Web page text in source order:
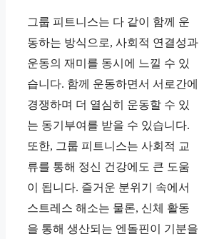
그룹 피트니스는 다 같이 함께 운
동하는 방식으로, 사회적 연결성과
운동의 재미를 동시에 느낄 수 있
습니다. 함께 운동하면서 서로간에
경쟁하며 더 열심히 운동할 수 있
는 동기부여를 받을 수 있습니다.
또한, 그룹 피트니스는 사회적 교
류를 통해 정신 건강에도 큰 도움
이 됩니다. 즐거운 분위기 속에서
스트레스 해소는 물론, 신체 활동
을 통해 생산되는 엔돌핀이 기분을